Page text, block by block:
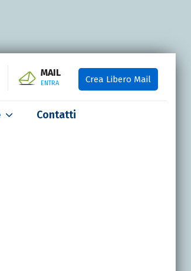
MAIL
ENTRA Crea Libero Mail
Contatti